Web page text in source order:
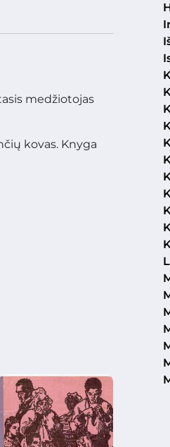
medžiotojas
kovas. Knyga